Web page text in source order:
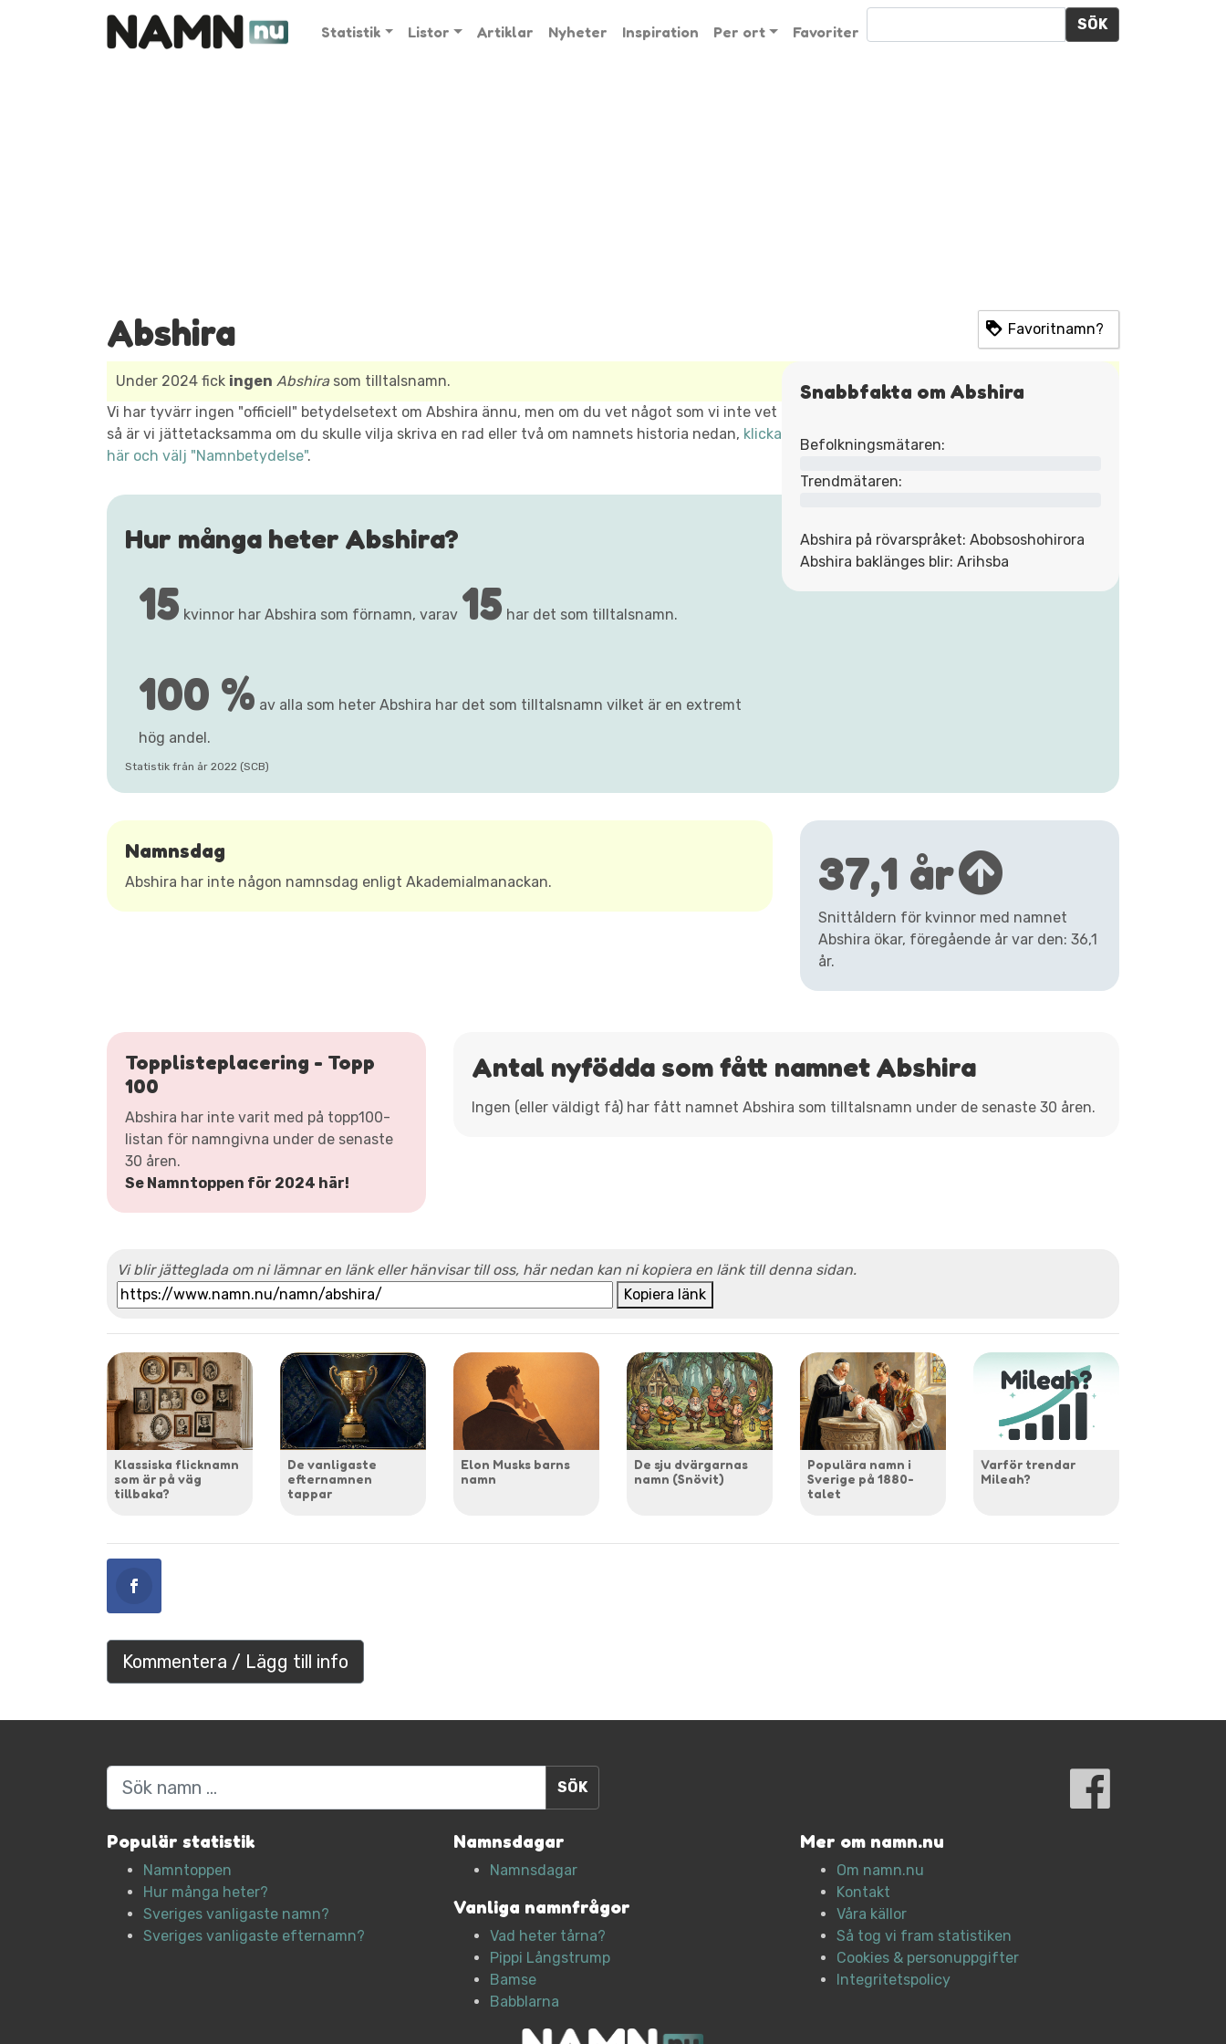
Statistik Listor Artiklar Nyheter Inspiration Per ort Favoriter SÖK
Abshira Favoritnamn?
Snabbfakta om Abshira
Befolkningsmätaren:
Trendmätaren:
Abshira på rövarspråket: Abobsoshohirora
Abshira baklänges blir: Arihsba
Under 2024 fick ingen Abshirasom tilltalsnamn.
Vi har tyvärr ingen "officiell" betydelsetext om Abshira ännu, men om du vet något som vi inte vet
så är vi jättetacksamma om du skulle vilja skriva en rad eller två om namnets historia nedan, klicka
här och välj "Namnbetydelse".
Hur många heter Abshira?
15 kvinnor har Abshira som förnamn, varav 15 har det som tilltalsnamn.
100 % av alla som heter Abshira har det som tilltalsnamn vilket är en extremt
hög andel.
Statistik från år 2022 (SCB)
Namnsdag
Abshira har inte någon namnsdag enligt Akademialmanackan. 37,1 år
Snittåldern för kvinnor med namnet
Abshira ökar, föregående år var den: 36,1
år.
Topplisteplacering - Topp
100
Abshira har inte varit med på topp100-
listan för namngivna under de senaste
30 åren.
Se Namntoppen för 2024 här!
Antal nyfödda som fått namnet Abshira
Ingen (eller väldigt få) har fått namnet Abshira som tilltalsnamn under de senaste 30 åren.
Vi blir jätteglada om ni lämnar en länk eller hänvisar till oss, här nedan kan ni kopiera en länk till denna sidan.
Kopiera länk
Klassiska flicknamn
som är på väg
tillbaka?
De vanligaste
efternamnen
tappar
Elon Musks barns
namn
De sju dvärgarnas
namn (Snövit)
Populära namn i
Sverige på 1880-
talet
Varför trendar
Mileah?
Kommentera / Lägg till info
Sök
Populär statistik
Namntoppen
Hur många heter?
Sveriges vanligaste namn?
Sveriges vanligaste efternamn?
Namnsdagar
Namnsdagar
Vanliga namnfrågor
Vad heter tårna?
Pippi Långstrump
Bamse
Babblarna
Mer om namn.nu
Om namn.nu
Kontakt
Våra källor
Så tog vi fram statistiken
Cookies & personuppgifter
Integritetspolicy